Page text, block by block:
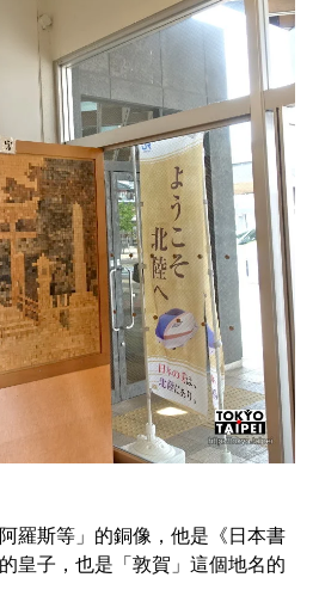
羅斯等」的銅像，他是《日本書
皇子，也是「敦賀」這個地名的